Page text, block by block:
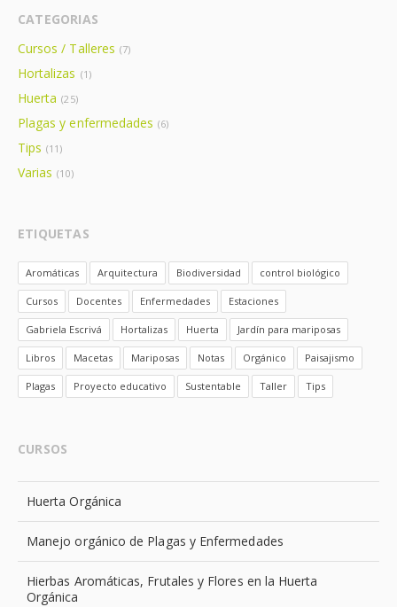
CATEGORIAS
Cursos / Talleres (7)
Hortalizas (1)
Huerta (25)
Plagas y enfermedades (6)
Tips (11)
Varias (10)
ETIQUETAS
Aromáticas Arquitectura Biodiversidad control biológico
Cursos Docentes Enfermedades Estaciones
Gabriela Escrivá Hortalizas Huerta Jardín para mariposas
Libros Macetas Mariposas Notas Orgánico Paisajismo
Plagas Proyecto educativo Sustentable Taller Tips
CURSOS
Huerta Orgánica
Manejo orgánico de Plagas y Enfermedades
Hierbas Aromáticas, Frutales y Flores en la Huerta
Orgánica